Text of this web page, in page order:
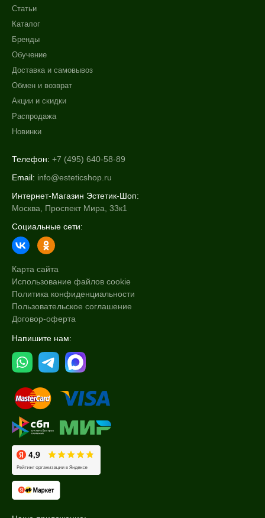
Статьи
Каталог
Бренды
Обучение
Доставка и самовывоз
Обмен и возврат
Акции и скидки
Распродажа
Новинки
Телефон: +7 (495) 640-58-89
Email: info@esteticshop.ru
Интернет-Магазин Эстетик-Шоп:
Москва, Проспект Мира, 33к1
Социальные сети:
Карта сайта
Использование файлов cookie
Политика конфиденциальности
Пользовательское соглашение
Договор-оферта
Напишите нам: